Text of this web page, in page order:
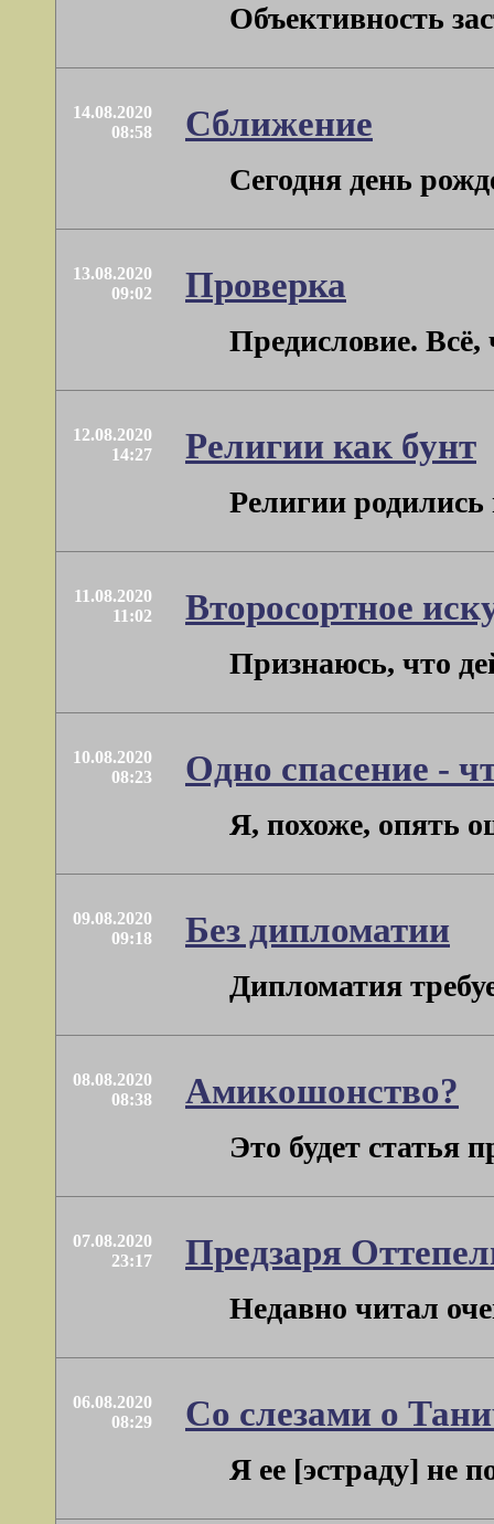
Объективность
14.08.2020
08:58
Сближение
Сегодня день
13.08.2020
09:02
Проверка
Предисловие.
12.08.2020
14:27
Религии как бунт
Религии
11.08.2020
11:02
Второсортное
Признаюсь, что
10.08.2020
08:23
Одно спасение -
Я, похоже, опять
09.08.2020
09:18
Без дипломатии
Дипломатия
08.08.2020
08:38
Амикошонство?
Это будет статья
07.08.2020
23:17
Предзаря
Недавно читал
06.08.2020
08:29
Со слезами о
Я ее [эстраду] не